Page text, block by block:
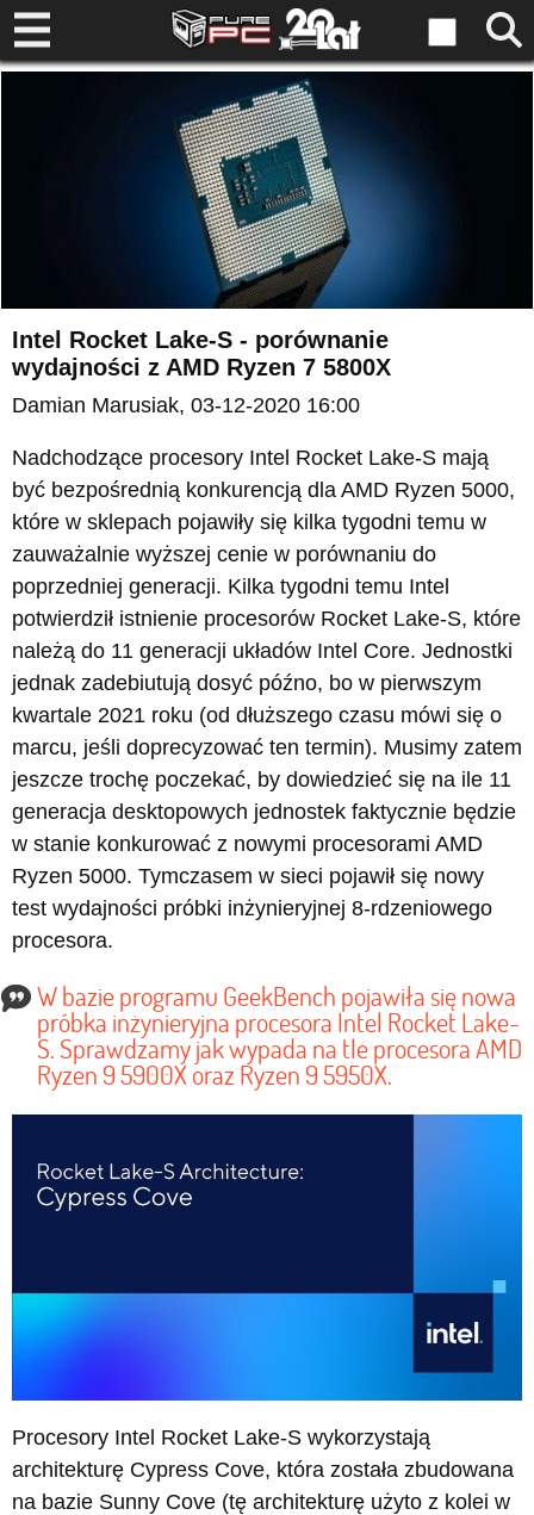
Intel Rocket Lake-S - porównanie
wydajności z AMD Ryzen 7 5800X
Damian Marusiak, 03-12-2020 16:00
Nadchodzące procesory Intel Rocket Lake-S mają
być bezpośrednią konkurencją dla AMD Ryzen 5000,
które w sklepach pojawiły się kilka tygodni temu w
zauważalnie wyższej cenie w porównaniu do
poprzedniej generacji. Kilka tygodni temu Intel
potwierdził istnienie procesorów Rocket Lake-S, które
należą do 11 generacji układów Intel Core. Jednostki
jednak zadebiutują dosyć późno, bo w pierwszym
kwartale 2021 roku (od dłuższego czasu mówi się o
marcu, jeśli doprecyzować ten termin). Musimy zatem
jeszcze trochę poczekać, by dowiedzieć się na ile 11
generacja desktopowych jednostek faktycznie będzie
w stanie konkurować z nowymi procesorami AMD
Ryzen 5000. Tymczasem w sieci pojawił się nowy
test wydajności próbki inżynieryjnej 8-rdzeniowego
procesora.
W bazie programu GeekBench pojawiła się nowa
próbka inżynieryjna procesora Intel Rocket Lake-
S. Sprawdzamy jak wypada na tle procesora AMD
Ryzen 9 5900X oraz Ryzen 9 5950X.
Procesory Intel Rocket Lake-S wykorzystają
architekturę Cypress Cove, która została zbudowana
na bazie Sunny Cove (tę architekturę użyto z kolei w